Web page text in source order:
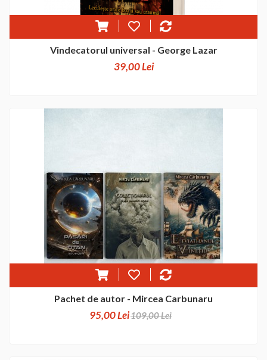
Vindecatorul universal - George Lazar
39,00 Lei
Pachet de autor - Mircea Carbunaru
95,00 Lei109,00 Lei